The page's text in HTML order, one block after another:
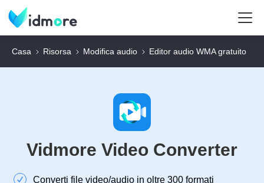
Casa Risorsa Modifica audio Editor audio WMA gratuito
Vidmore Video Converter
Converti file video/audio in oltre 300 formati